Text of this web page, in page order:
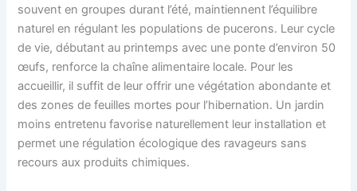
souvent en groupes durant l’été, maintiennent l’équilibre
naturel en régulant les populations de pucerons. Leur cycle
de vie, débutant au printemps avec une ponte d’environ 50
œufs, renforce la chaîne alimentaire locale. Pour les
accueillir, il suffit de leur offrir une végétation abondante et
des zones de feuilles mortes pour l’hibernation. Un jardin
moins entretenu favorise naturellement leur installation et
permet une régulation écologique des ravageurs sans
recours aux produits chimiques.